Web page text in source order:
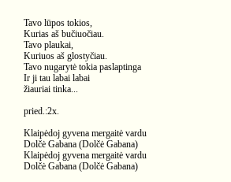
Tavo lūpos tokios,
Kurias aš bučiuočiau.
Tavo plaukai,
Kuriuos aš glostyčiau.
Tavo nugarytė tokia paslaptinga
Ir ji tau labai labai
žiauriai tinka...
pried.:2x.
Klaipėdoj gyvena mergaitė vardu
Dolčė Gabana (Dolčė Gabana)
Klaipėdoj gyvena mergaitė vardu
Dolčė Gabana (Dolčė Gabana)